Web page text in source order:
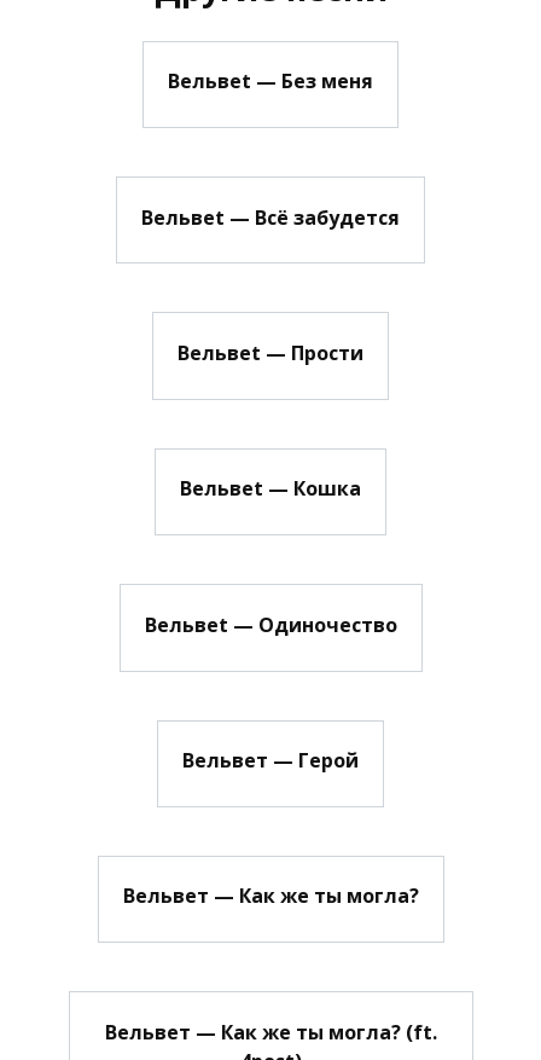
Вельвеt — Без меня
Вельвеt — Всё забудется
Вельвеt — Прости
Вельвеt — Кошка
Вельвеt — Одиночество
Вельвет — Герой
Вельвет — Как же ты могла?
Вельвет — Как же ты могла? (ft.